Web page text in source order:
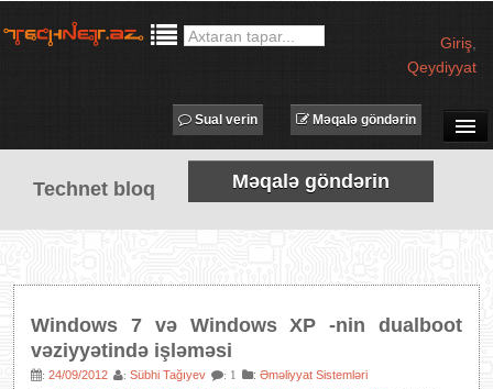
Giriş
Qeydiyyat
SUAL-CAVAB
TECHNET TV
MƏQALƏLƏR
AVADANLIQLAR
Məqalə göndərin
Sual verin
Technet bloq Məqalə göndərin
Windows 7 və Windows XP -nin dualboot
vəziyyətində işləməsi
: 24/09/2012 : Sübhi Tağıyev : 1 : Əməliyyat Sistemləri